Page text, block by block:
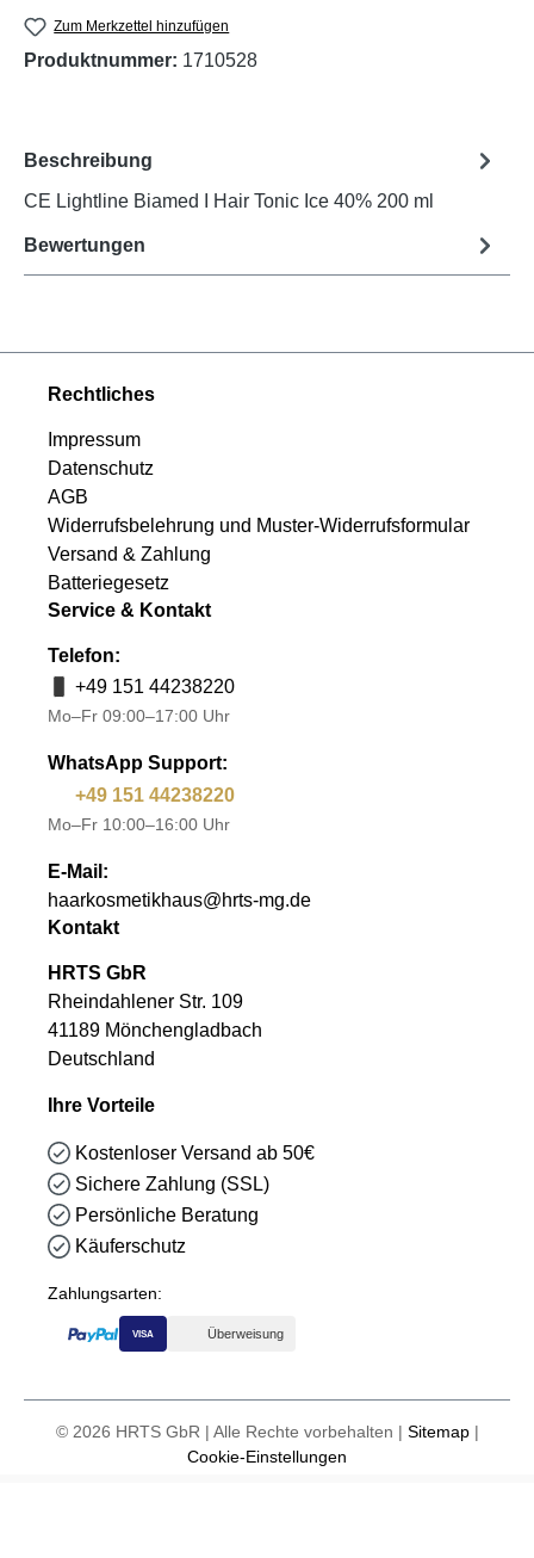
Zum Merkzettel hinzufügen
Produktnummer: 1710528
Beschreibung
CE Lightline Biamed I Hair Tonic Ice 40% 200 ml
Bewertungen
Rechtliches
Impressum
Datenschutz
AGB
Widerrufsbelehrung und Muster-Widerrufsformular
Versand & Zahlung
Batteriegesetz
Service & Kontakt
Telefon:
+49 151 44238220
Mo–Fr 09:00–17:00 Uhr
WhatsApp Support:
+49 151 44238220
Mo–Fr 10:00–16:00 Uhr
E-Mail:
haarkosmetikhaus@hrts-mg.de
Kontakt
HRTS GbR
Rheindahlener Str. 109
41189 Mönchengladbach
Deutschland
Ihre Vorteile
Kostenloser Versand ab 50€
Sichere Zahlung (SSL)
Persönliche Beratung
Käuferschutz
Zahlungsarten:
VISA Überweisung
© 2026 HRTS GbR | Alle Rechte vorbehalten | Sitemap|
Cookie-Einstellungen